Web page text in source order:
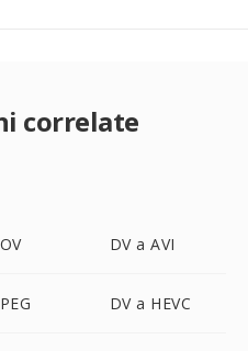
correlate
DV a AVI
DV a HEVC